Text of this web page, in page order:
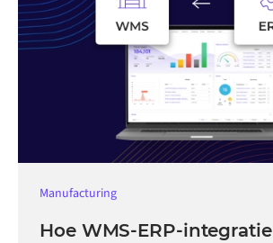
Manufacturing
Hoe WMS-ERP-integratie